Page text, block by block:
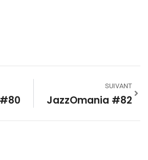
SUIVANT
JazzOmania #82